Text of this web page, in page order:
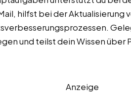
hilfst bei der Aktualisierung
und teilst dein Wissen über
Anzeige